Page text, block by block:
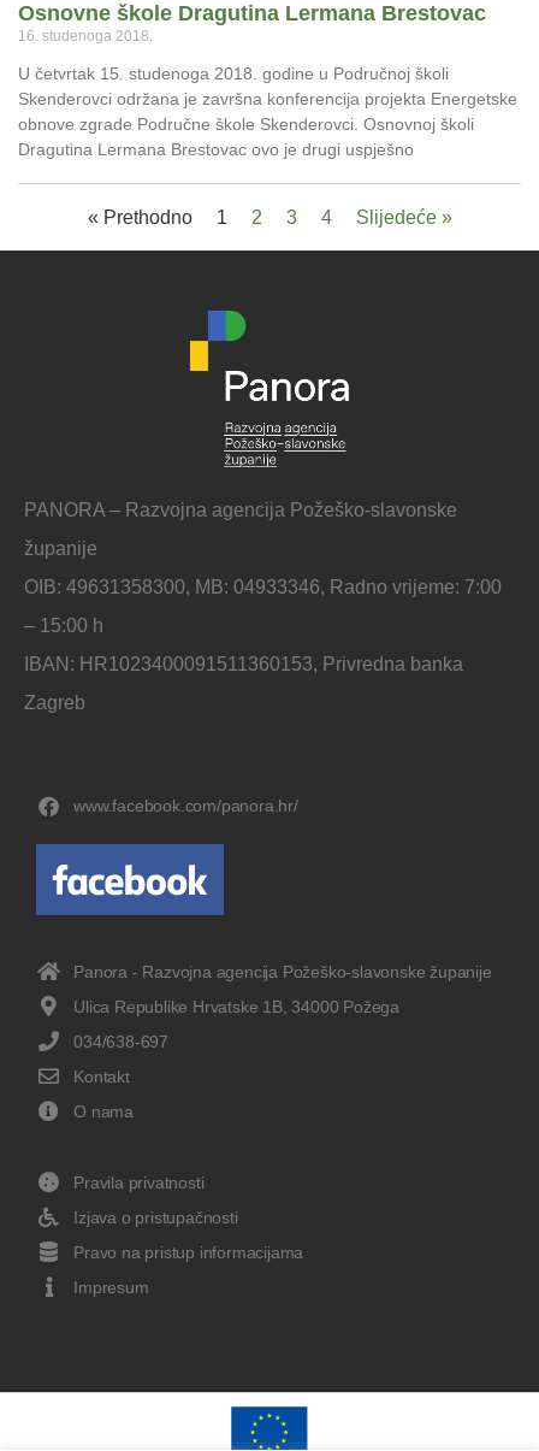
Osnovne škole Dragutina Lermana Brestovac
16. studenoga 2018.
U četvrtak 15. studenoga 2018. godine u Područnoj školi
Skenderovci održana je završna konferencija projekta Energetske
obnove zgrade Područne škole Skenderovci. Osnovnoj školi
Dragutina Lermana Brestovac ovo je drugi uspješno
« Prethodno 1 2 3 4 Slijedeće »
PANORA – Razvojna agencija Požeško-slavonske
županije
OIB: 49631358300, MB: 04933346, Radno vrijeme: 7:00
– 15:00 h
IBAN: HR1023400091511360153, Privredna banka
Zagreb
www.facebook.com/panora.hr/
Panora - Razvojna agencija Požeško-slavonske županije
Ulica Republike Hrvatske 1B, 34000 Požega
034/638-697
Kontakt
O nama
Pravila privatnosti
Izjava o pristupačnosti
Pravo na pristup informacijama
Impresum